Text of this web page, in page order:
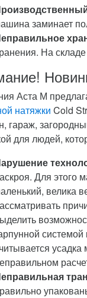
заминает
На
Аста М
натяжки Cold
гараж,
для людей,
Для этого
велика